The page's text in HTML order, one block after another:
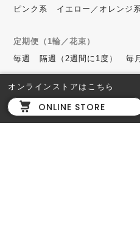
オンラインストアはこちら
ONLINE STORE
ピンク系
イエロー／オレンジ
定期便（1輪／花束）
毎週
隔週（2週間に1度） 毎月
Roppongi Hills